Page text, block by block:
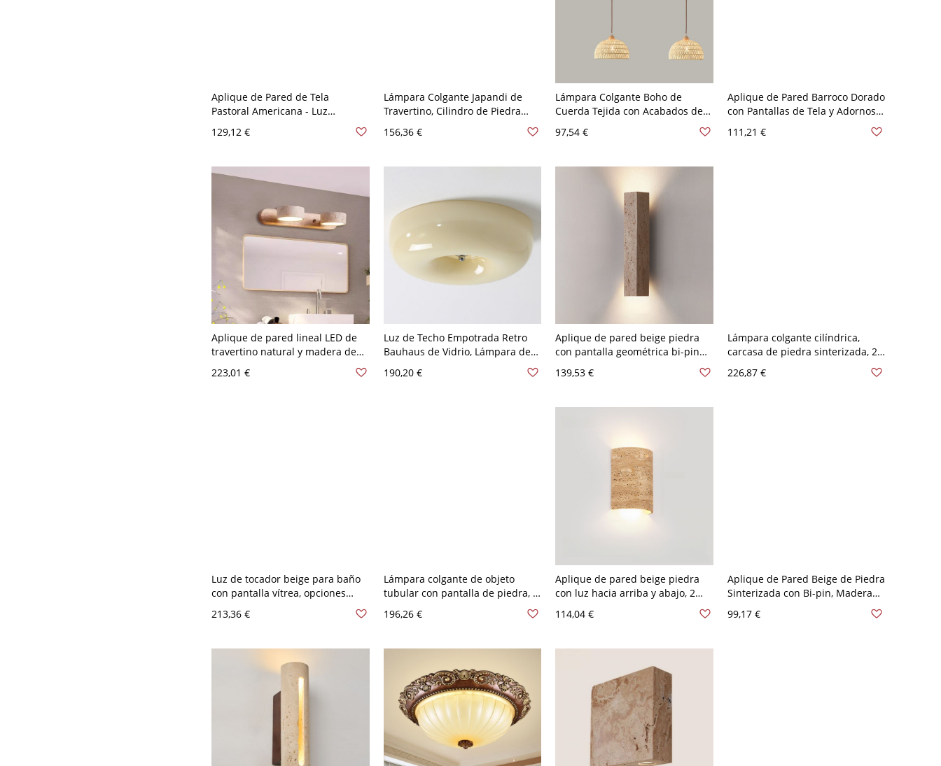
Aplique de Pared de Tela
Pastoral Americana - Luz
Ambiental Vintage - 110 A 120 V
Beige 2
129,12 €
Lámpara Colgante Japandi de
Travertino, Cilindro de Piedra
Natural con Cable Ajustable - 110
A 120 V 2
156,36 €
Lámpara Colgante Boho de
Cuerda Tejida con Acabados de
Colgante de Estilo Costero - 110 A
97,54 €
Aplique de Pared Barroco Dorado
con Pantallas de Tela y Adornos
Ornamentados - 110 A 120 V Con
sombra
111,21 €
Aplique de pared lineal LED de
travertino natural y madera de
baño - 2 110 A 120 V Color
223,01 €
Luz de Techo Empotrada Retro
Bauhaus de Vidrio, Lámpara de
Donut para Techos Bajos - 110 A
190,20 €
Aplique de pared beige piedra
con pantalla geométrica bi-pin
arriba y abajo, 2 luces, 110V-120V
139,53 €
Lámpara colgante cilíndrica,
carcasa de piedra sinterizada, 2
longitud colgante adaptable y
226,87 €
Luz de tocador beige para baño
con pantalla vítrea, opciones
LED/incandescente/fluorescente,
2 luces, diseño rectilíneo
213,36 €
Lámpara colgante de objeto
tubular con pantalla de piedra, 2
luces, montaje con cuerda, LED e
incandescente/fluorescente,
196,26 €
Aplique de pared beige piedra
con luz hacia arriba y abajo, 2
residencial, 110V-120V
114,04 €
Aplique de Pared Beige de Piedra
Sinterizada con Bi-pin, Madera
120V, Tubo
99,17 €